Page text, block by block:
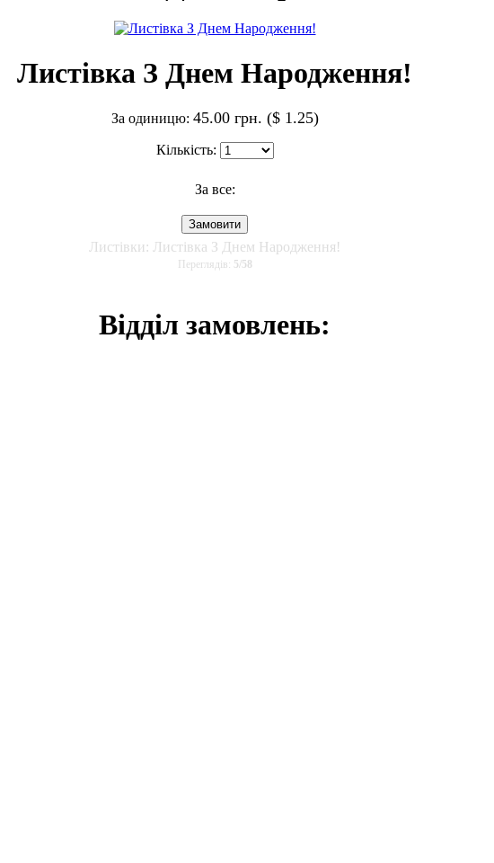
Листівка З Днем Народження!
За одиницю: 45.00 грн. ($ 1.25)
Кількість:
За все:
Листівки: Листівка З Днем Народження!
Переглядів: 5/58
Відділ замовлень: